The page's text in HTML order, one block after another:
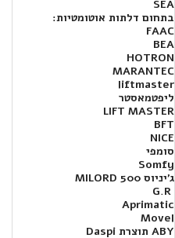
SEA
בתחום דלתות אוטומטיות:
FAAC
BEA
HOTRON
MARANTEC
liftmaster
ליפטמאסטר
LIFT MASTER
BFT
NICE
סומפי
Somfy
ג'יניוס MILORD 500
Aprimatic
Movel
ABY תוצרת Daspi